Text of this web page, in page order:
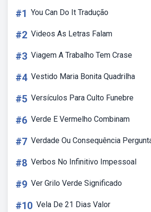
#1 You Can Do It Tradução
#2 Videos As Letras Falam
#3 Viagem A Trabalho Tem Crase
#4 Vestido Maria Bonita Quadrilha
#5 Versículos Para Culto Funebre
#6 Verde E Vermelho Combinam
#7 Verdade Ou Consequência
#8 Verbos No Infinitivo Impessoal
#9 Ver Grilo Verde Significado
#10 Vela De 21 Dias Valor